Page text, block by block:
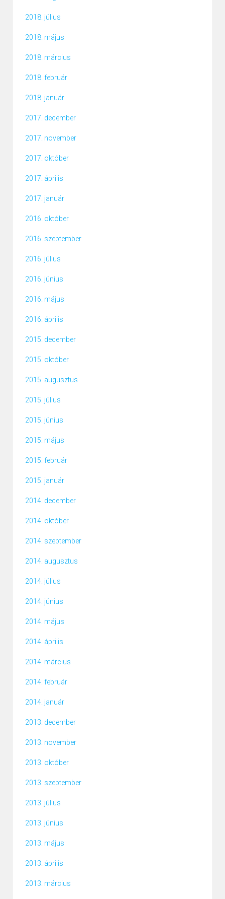
2018. július
2018. május
2018. március
2018. február
2018. január
2017. december
2017. november
2017. október
2017. április
2017. január
2016. október
2016. szeptember
2016. július
2016. június
2016. május
2016. április
2015. december
2015. október
2015. augusztus
2015. július
2015. június
2015. május
2015. február
2015. január
2014. december
2014. október
2014. szeptember
2014. augusztus
2014. július
2014. június
2014. május
2014. április
2014. március
2014. február
2014. január
2013. december
2013. november
2013. október
2013. szeptember
2013. július
2013. június
2013. május
2013. április
2013. március